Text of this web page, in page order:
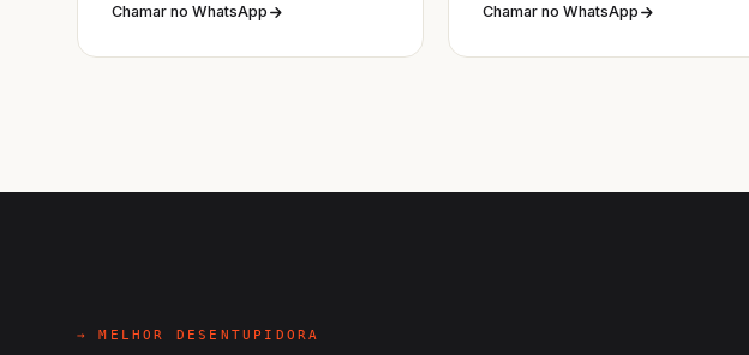
Chamar no WhatsApp Chamar no WhatsApp
→ MELHOR DESENTUPIDORA